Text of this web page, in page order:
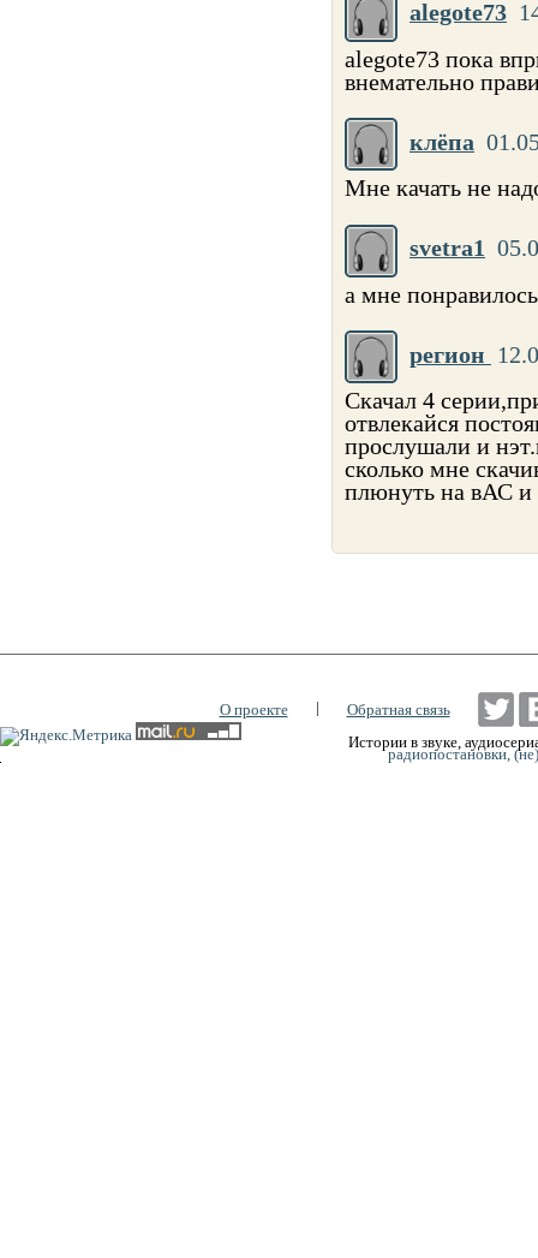
alegote73
alegote73 пока
внемательно
клёпа
Мне качать не
svetra1
а мне
регион
Скачал 4
отвлекайся
прослушали и
сколько мне
плюнуть на вАС и
О проекте |
Обратная связь
Истории в звуке,
радиопостановки,